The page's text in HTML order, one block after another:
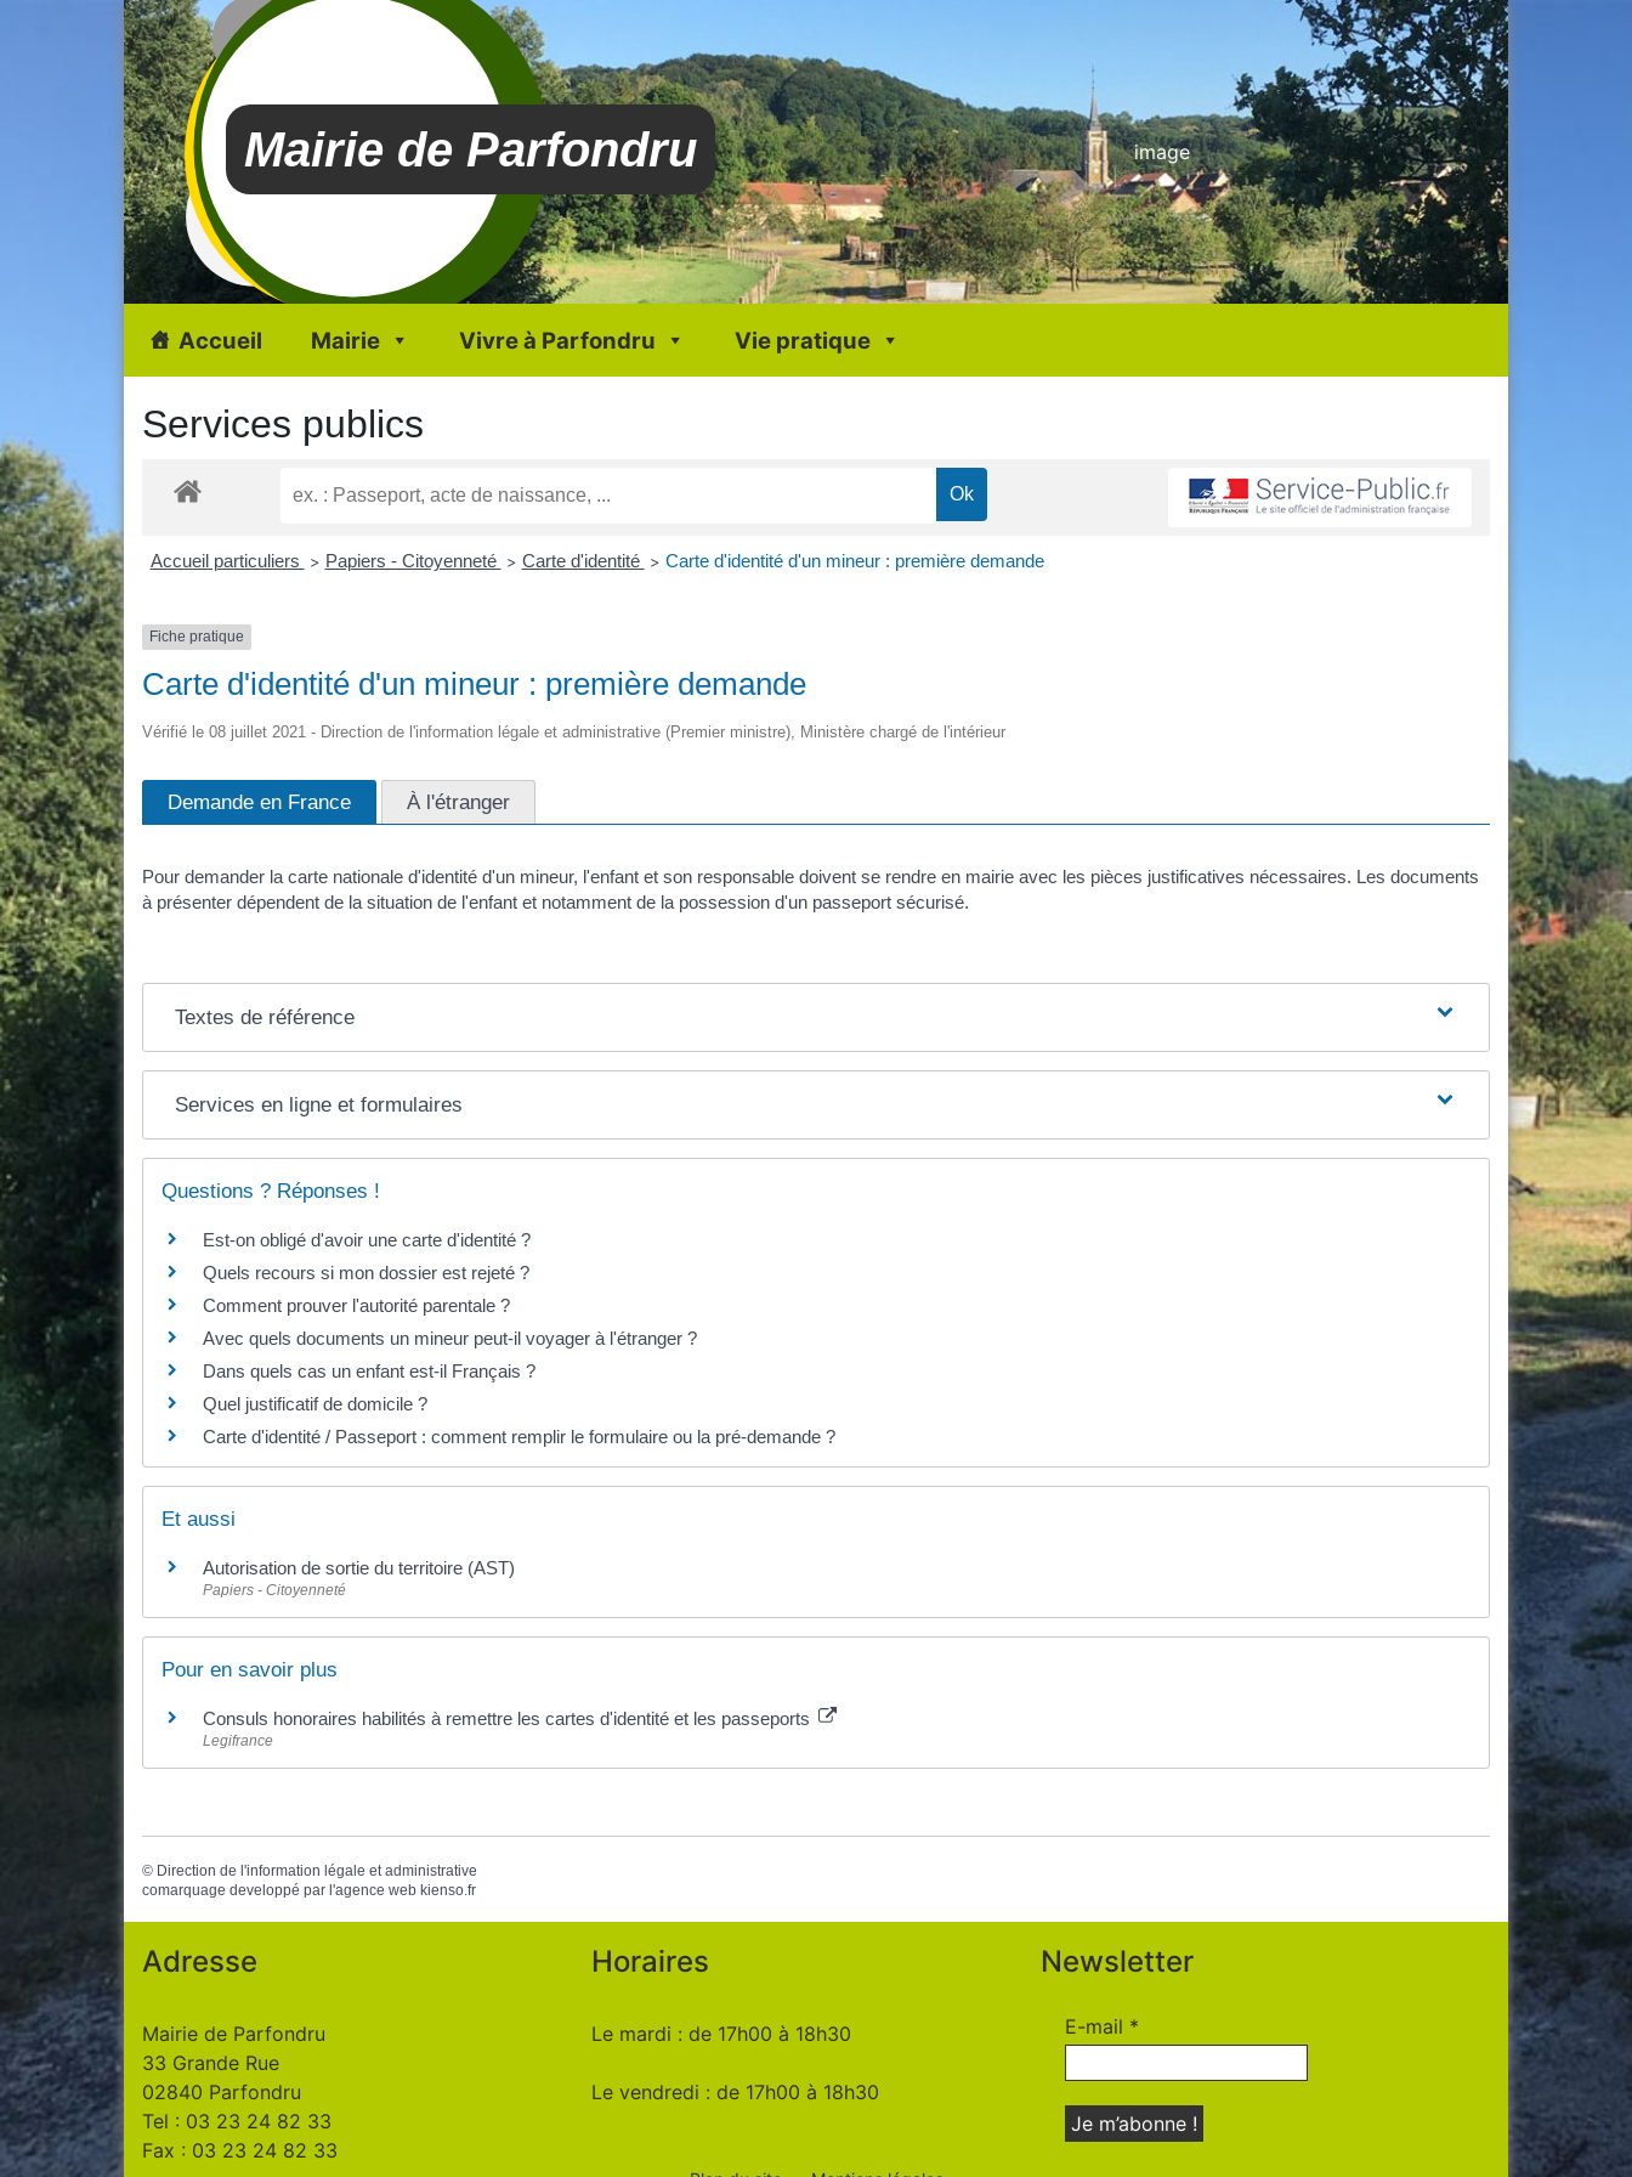
Mairie de Parfondru image
Accueil Mairie Vivre à Parfondru Vie pratique
Services publics
Accueil particuliers > Papiers - Citoyenneté > Carte d'identité > Carte d'identité d'un mineur : première demande
Fiche pratique
Carte d'identité d'un mineur : première demande
Vérifié le 08 juillet 2021 - Direction de l'information légale et administrative (Premier ministre), Ministère chargé de l'intérieur
Demande en France À l'étranger
Pour demander la carte nationale d'identité d'un mineur, l'enfant et son responsable doivent se rendre en mairie avec les pièces justificatives nécessaires. Les documents
à présenter dépendent de la situation de l'enfant et notamment de la possession d'un passeport sécurisé.
Textes de référence
Services en ligne et formulaires
Questions ? Réponses !
Est-on obligé d'avoir une carte d'identité ?
Quels recours si mon dossier est rejeté ?
Comment prouver l'autorité parentale ?
Avec quels documents un mineur peut-il voyager à l'étranger ?
Dans quels cas un enfant est-il Français ?
Quel justificatif de domicile ?
Carte d'identité / Passeport : comment remplir le formulaire ou la pré-demande ?
Et aussi
Autorisation de sortie du territoire (AST)
Papiers - Citoyenneté
Pour en savoir plus
Consuls honoraires habilités à remettre les cartes d'identité et les passeports
Legifrance
© Direction de l'information légale et administrative
comarquage developpé par l'agence web kienso.fr
Adresse
Mairie de Parfondru
33 Grande Rue
02840 Parfondru
Tel : 03 23 24 82 33
Fax : 03 23 24 82 33
Horaires
Le mardi : de 17h00 à 18h30
Le vendredi : de 17h00 à 18h30
Newsletter
E-mail *